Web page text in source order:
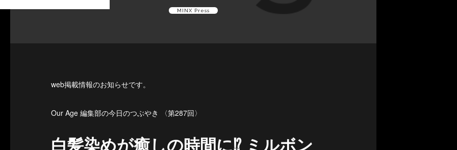
MINX Press
web掲載情報のお知らせです。
Our Age 編集部の今日のつぶやき 〈第287回〉
白髪染めが癒しの時間に⁉︎ ミルボン